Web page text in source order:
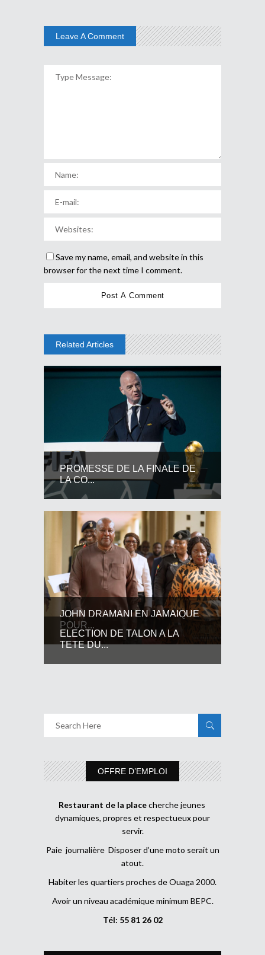
Leave A Comment
Save my name, email, and website in this
browser for the next time I comment.
Related Articles
PROMESSE DE LA FINALE DE
LA CO...
JOHN DRAMANI EN JAMAIQUE
POUR...
ELECTION DE TALON A LA
TETE DU...
OFFRE D’EMPLOI
Restaurant de la placecherche jeunes
dynamiques, propres et respectueux pour
servir.
Paie journalière Disposer d’une moto serait un
atout.
Habiter les quartiers proches de Ouaga 2000.
Avoir un niveau académique minimum BEPC.
Tél: 55 81 26 02